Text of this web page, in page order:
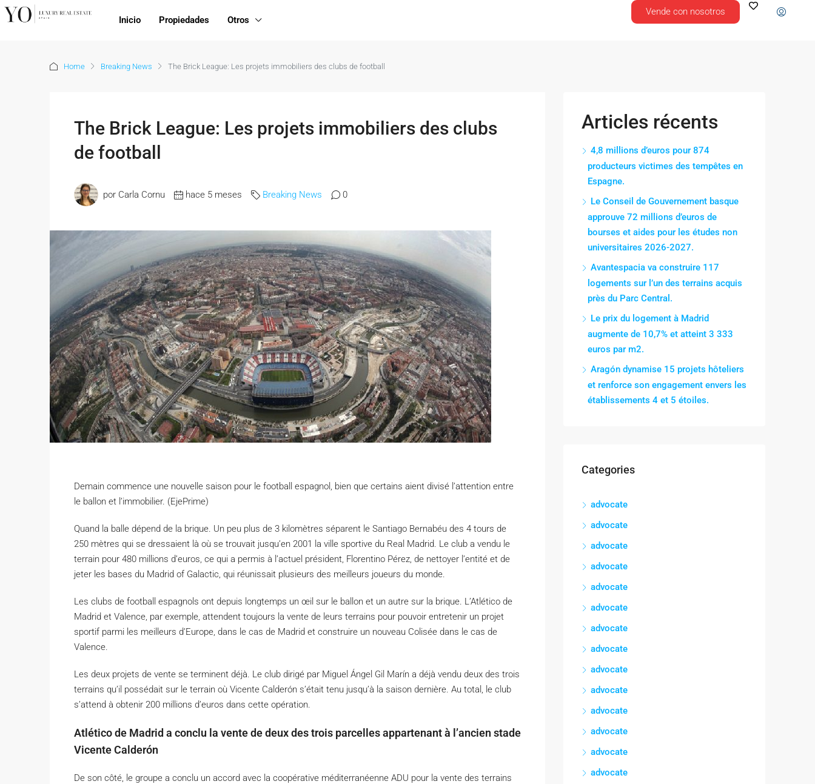
Inicio Propiedades Otros
Vende con nosotros
Home Breaking News The Brick League: Les projets immobiliers des clubs de football
The Brick League: Les projets immobiliers des clubs
de football
por Carla Cornu hace 5 meses Breaking News 0
Demain commence une nouvelle saison pour le football espagnol, bien que certains aient divisé l’attention entre
le ballon et l’immobilier. (EjePrime)
Quand la balle dépend de la brique. Un peu plus de 3 kilomètres séparent le Santiago Bernabéu des 4 tours de
250 mètres qui se dressaient là où se trouvait jusqu’en 2001 la ville sportive du Real Madrid. Le club a vendu le
terrain pour 480 millions d’euros, ce qui a permis à l’actuel président, Florentino Pérez, de nettoyer l’entité et de
jeter les bases du Madrid of Galactic, qui réunissait plusieurs des meilleurs joueurs du monde.
Les clubs de football espagnols ont depuis longtemps un œil sur le ballon et un autre sur la brique. L’Atlético de
Madrid et Valence, par exemple, attendent toujours la vente de leurs terrains pour pouvoir entretenir un projet
sportif parmi les meilleurs d’Europe, dans le cas de Madrid et construire un nouveau Colisée dans le cas de
Valence.
Les deux projets de vente se terminent déjà. Le club dirigé par Miguel Ángel Gil Marín a déjà vendu deux des trois
terrains qu’il possédait sur le terrain où Vicente Calderón s’était tenu jusqu’à la saison dernière. Au total, le club
s’attend à obtenir 200 millions d’euros dans cette opération.
Atlético de Madrid a conclu la vente de deux des trois parcelles appartenant à l’ancien stade
Vicente Calderón
De son côté, le groupe a conclu un accord avec la coopérative méditerranéenne ADU pour la vente des terrains
Articles récents
4,8 millions d’euros pour 874
producteurs victimes des tempêtes en
Espagne.
Le Conseil de Gouvernement basque
approuve 72 millions d’euros de
bourses et aides pour les études non
universitaires 2026-2027.
Avantespacia va construire 117
logements sur l’un des terrains acquis
près du Parc Central.
Le prix du logement à Madrid
augmente de 10,7% et atteint 3 333
euros par m2.
Aragón dynamise 15 projets hôteliers
et renforce son engagement envers les
établissements 4 et 5 étoiles.
Categories
advocate
advocate
advocate
advocate
advocate
advocate
advocate
advocate
advocate
advocate
advocate
advocate
advocate
advocate